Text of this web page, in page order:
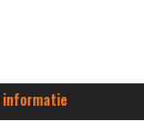
informatie